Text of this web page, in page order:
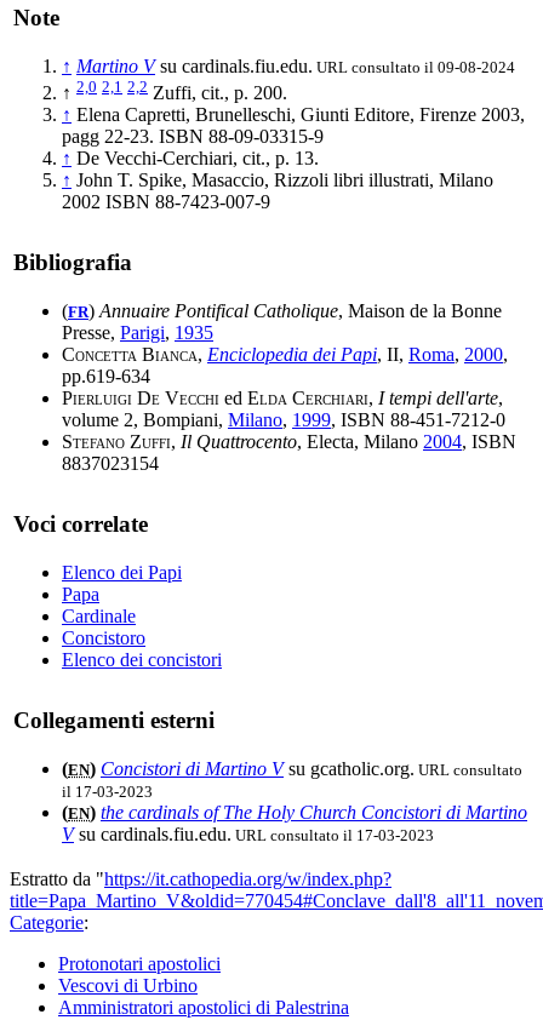
Note
↑ Martino V su cardinals.fiu.edu. URL consultato il 09-08-2024
↑ 2,0 2,1 2,2 Zuffi, cit., p. 200.
↑ Elena Capretti, Brunelleschi, Giunti Editore, Firenze 2003,
pagg 22-23. ISBN 88-09-03315-9
↑ De Vecchi-Cerchiari, cit., p. 13.
↑ John T. Spike, Masaccio, Rizzoli libri illustrati, Milano
2002 ISBN 88-7423-007-9
Bibliografia
(FR) Annuaire Pontifical Catholique, Maison de la Bonne
Presse, Parigi, 1935
Concetta Bianca, Enciclopedia dei Papi, II, Roma, 2000,
pp.619-634
Pierluigi De Vecchi ed Elda Cerchiari, I tempi dell'arte,
volume 2, Bompiani, Milano, 1999, ISBN 88-451-7212-0
Stefano Zuffi, Il Quattrocento, Electa, Milano 2004, ISBN
8837023154
Voci correlate
Elenco dei Papi
Papa
Cardinale
Concistoro
Elenco dei concistori
Collegamenti esterni
(EN) Concistori di Martino V su gcatholic.org. URL consultato
il 17-03-2023
(EN) the cardinals of The Holy Church Concistori di Martino
V su cardinals.fiu.edu. URL consultato il 17-03-2023
Estratto da "https://it.cathopedia.org/w/index.php?
Categorie:
Protonotari apostolici
Vescovi di Urbino
Amministratori apostolici di Palestrina